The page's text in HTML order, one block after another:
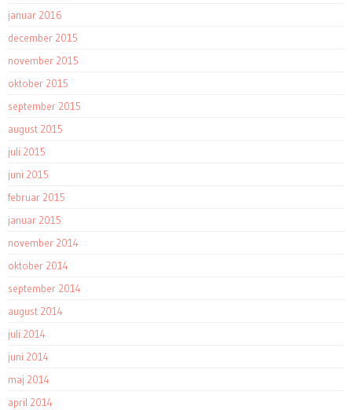
januar 2016
december 2015
november 2015
oktober 2015
september 2015
august 2015
juli 2015
juni 2015
februar 2015
januar 2015
november 2014
oktober 2014
september 2014
august 2014
juli 2014
juni 2014
maj 2014
april 2014